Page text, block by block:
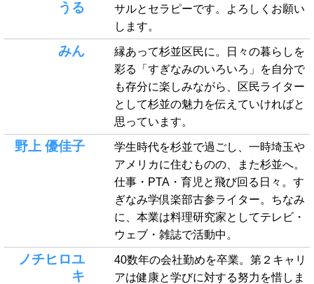
うる
サルとセラピーです。よろしくお願い
します。
みん
縁あって杉並区民に。日々の暮らしを
彩る「すぎなみのいろいろ」を自分で
も存分に楽しみながら、区民ライター
として杉並の魅力を伝えていければと
思っています。
野上 優佳子
学生時代を杉並で過ごし、一時埼玉や
アメリカに住むものの、また杉並へ。
仕事・PTA・育児と飛び回る日々。す
ぎなみ学倶楽部古参ライター。ちなみ
に、本業は料理研究家としてテレビ・
ウェブ・雑誌で活動中。
ノチヒロユ
キ
40数年の会社勤めを卒業。第２キャリ
アは健康と学びに対する努力を惜しま